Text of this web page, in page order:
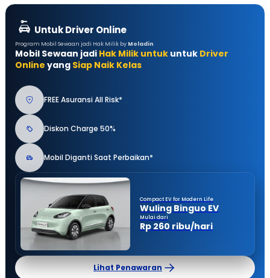
Untuk Driver Online
Program Mobil Sewaan jadi Hak Milik by Moladin
Mobil Sewaan jadi Hak Milik untuk untuk Driver
Online yang Siap Naik Kelas
FREE Asuransi All Risk*
Diskon Charge 50%
Mobil Diganti Saat Perbaikan*
Compact EV for Modern Life
Wuling Binguo EV
Mulai dari
Rp 260 ribu/hari
Lihat Penawaran